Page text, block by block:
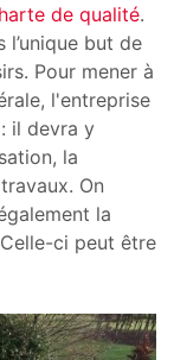
de qualité.
but de
Pour mener à
l'entreprise
il devra y
la
On
la
ci peut être